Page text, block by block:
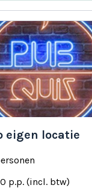
eigen locatie
p.p. (incl. btw)